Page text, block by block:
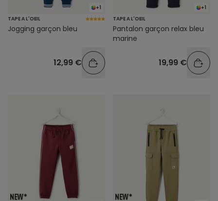
+1
TAPE A L'OEIL
Jogging garçon bleu
12,99 €
+1
TAPE A L'OEIL
Pantalon garçon relax bleu
marine
19,99 €